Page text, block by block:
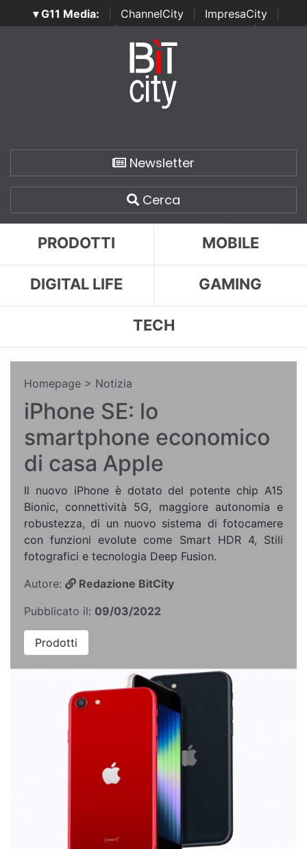
▾ G11 Media: ChannelCity ImpresaCity
SecurityOpenLab | Italian Channel Awards | Italian
Italian Security Awards
Newsletter
Cerca
PRODOTTI MOBILE
DIGITAL LIFE GAMING
TECH
Homepage > Notizia
iPhone SE: lo
smartphone economico
di casa Apple
Il nuovo iPhone è dotato del potente chip A15
Bionic, connettività 5G, maggiore autonomia e
robustezza, di un nuovo sistema di fotocamere
con funzioni evolute come Smart HDR 4, Stili
fotografici e tecnologia Deep Fusion.
Autore:
Redazione BitCity
Pubblicato il: 09/03/2022
Prodotti